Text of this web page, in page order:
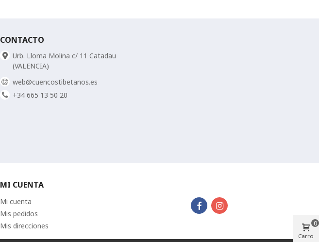
CONTACTO
Urb. Lloma Molina c/ 11 Catadau
(VALENCIA)
web@cuencostibetanos.es
+34 665 13 50 20
MI CUENTA
Mi cuenta
Mis pedidos
Mis direcciones
Carro
0